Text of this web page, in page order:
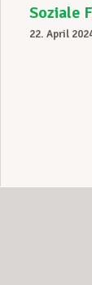
Soziale
22. April